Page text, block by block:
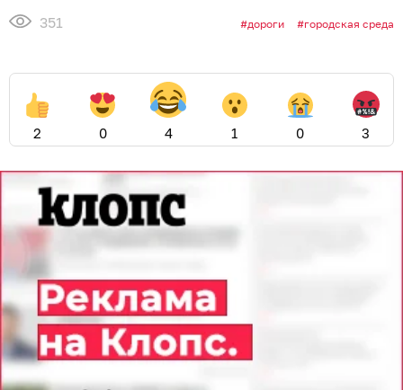
351 дороги городская среда
2 0 4 1 0 3